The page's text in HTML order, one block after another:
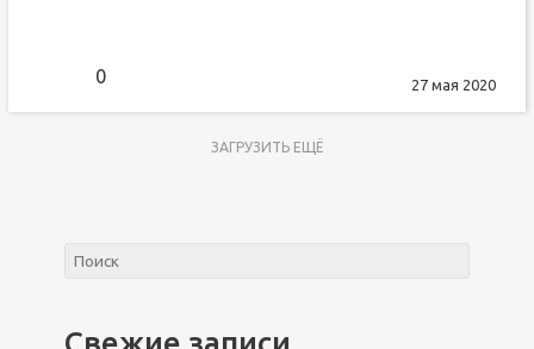
0 27 мая 2020
ЗАГРУЗИТЬ ЕЩЁ